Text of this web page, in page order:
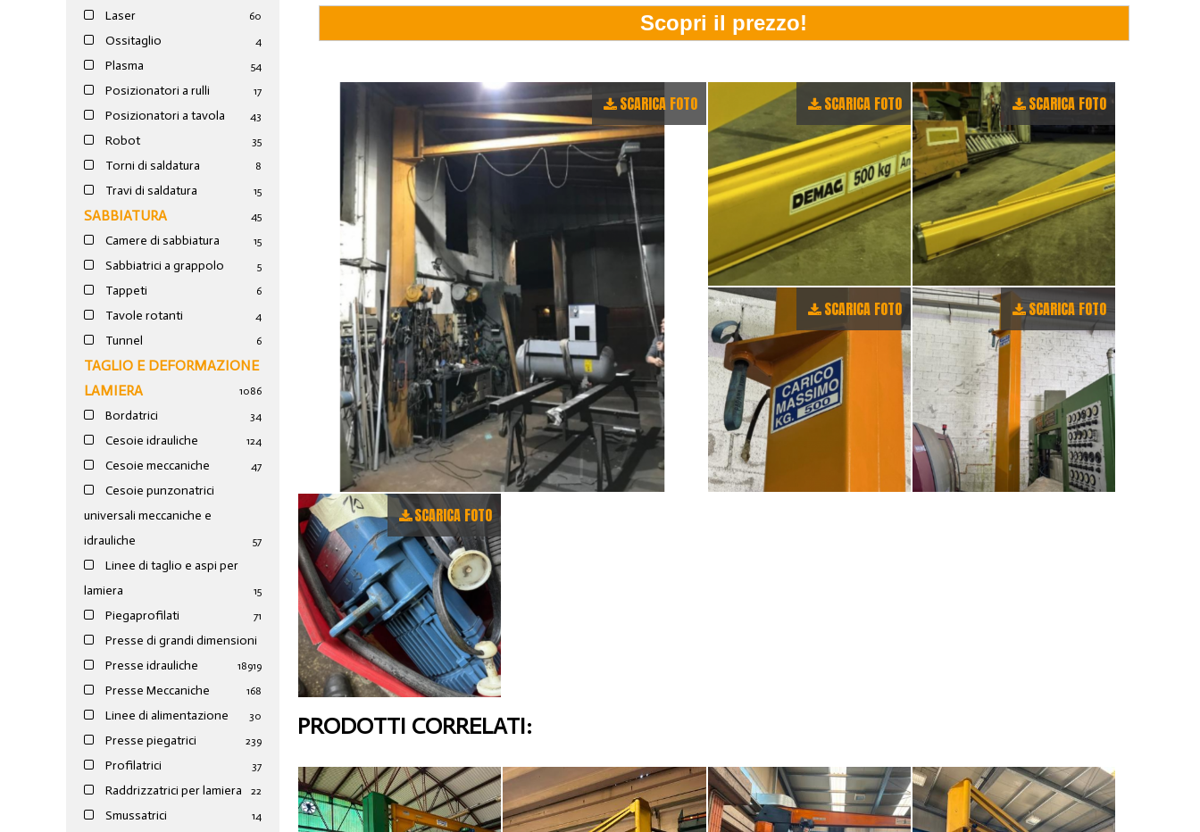
Laser 60
Ossitaglio 4
Plasma 54
Posizionatori a rulli 17
Posizionatori a tavola 43
Robot 35
Torni di saldatura 8
Travi di saldatura 15
SABBIATURA 45
Camere di sabbiatura 15
Sabbiatrici a grappolo 5
Tappeti 6
Tavole rotanti 4
Tunnel 6
TAGLIO E DEFORMAZIONE
LAMIERA
1086
Bordatrici 34
Cesoie idrauliche 124
Cesoie meccaniche 47
Cesoie punzonatrici
universali meccaniche e
idrauliche
57
Linee di taglio e aspi per
lamiera
15
Piegaprofilati 71
Presse di grandi dimensioni
19
Presse idrauliche 189
Presse Meccaniche 168
Linee di alimentazione 30
Presse piegatrici 239
Profilatrici 37
Raddrizzatrici per lamiera 22
Smussatrici 14
SCARICA FOTO SCARICA FOTO SCARICA FOTO
SCARICA FOTO SCARICA FOTO
SCARICA FOTO
PRODOTTI CORRELATI: